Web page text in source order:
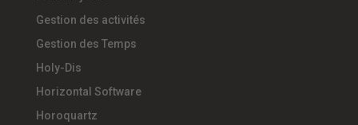
Gestion des activités
Gestion des Temps
Holy-Dis
Horizontal Software
Horoquartz